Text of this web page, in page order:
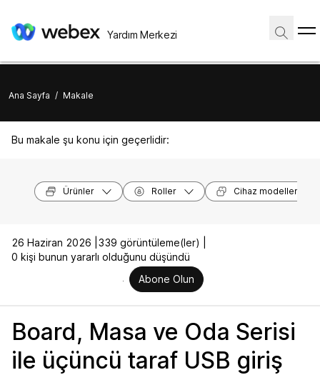
Yardım Merkezi
Ana Sayfa / Makale
Bu makale şu konu için geçerlidir:
Ürünler Roller Cihaz modelleri
26 Haziran 2026 | 339 görüntüleme(ler) |
0 kişi bunun yararlı olduğunu düşündü
Abone Olun
Board, Masa ve Oda Serisi
ile üçüncü taraf USB giriş